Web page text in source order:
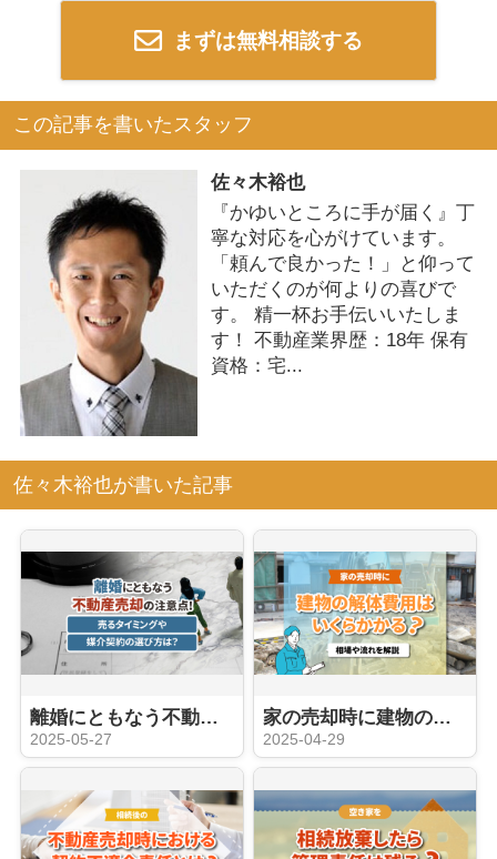
まずは無料相談する
この記事を書いたスタッフ
佐々木裕也
『かゆいところに手が届く』丁
寧な対応を心がけています。
「頼んで良かった！」と仰って
いただくのが何よりの喜びで
す。 精一杯お手伝いいたしま
す！ 不動産業界歴：18年 保有
資格：宅...
佐々木裕也が書いた記事
離婚にともなう不動産売却の注意点！売るタイミングや媒介契約の選び方は？
2025-05-27
家の売却時に建物の解体費用はいくらかかる？相場や流れを解説
2025-04-29